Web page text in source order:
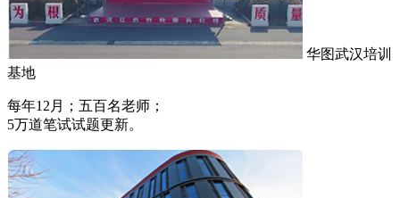
华图武汉培训
基地
每年12月；五百名老师；
5万道笔试试题更新。